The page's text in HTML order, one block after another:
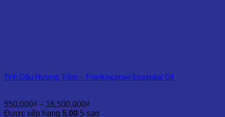
Tinh Dầu Hương Trầm – Frankincense Essential Oil
550,000₫ – 16,500,000₫
giá:
Được xếp hạng 5.00 5 sao